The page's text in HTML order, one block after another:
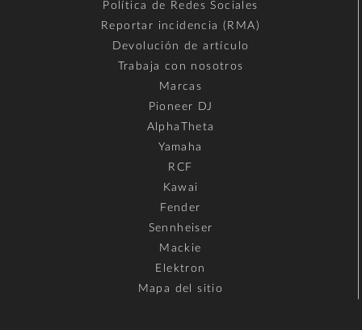
Política de Redes Sociales
Reportar incidencia (RMA)
Devolución de artículo
Trabaja con nosotros
Marcas
Pioneer DJ
AlphaTheta
Yamaha
RCF
Kawai
Fender
Sennheiser
Mackie
Elektron
Mapa del sitio